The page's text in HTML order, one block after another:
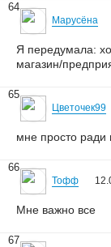
64
Марусёна
Я передумала:
магазин/
65
Цветочек99
мне просто ради
66
Тофф
Мне важно все
67